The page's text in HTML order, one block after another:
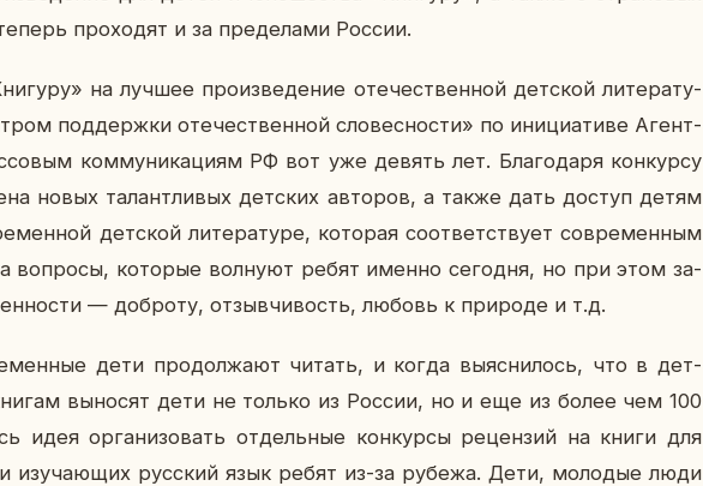
про­хо­дят и за пре­де­ла­ми России.
на лучшее про­из­ве­де­ние оте­че­ствен­ной дет­ской ли­те­ра­ту­
под­держ­ки оте­че­ствен­ной сло­вес­но­сти» по ини­ци­а­ти­ве Агент­
ком­му­ни­ка­ци­ям РФ вот уже девять лет. Бла­го­да­ря кон­кур­су
новых та­лант­ли­вых дет­ских ав­то­ров, а также дать доступ детям
дет­ской ли­те­ра­ту­ре, ко­то­рая со­от­вет­ству­ет со­вре­мен­ным
во­про­сы, ко­то­рые вол­ну­ют ребят именно се­го­дня, но при этом за­
— доб­ро­ту, от­зыв­чи­вость, любовь к при­ро­де и т.д.
дети про­дол­жа­ют читать, и когда вы­яс­ни­лось, что в дет­
вы­но­сят дети не только из России, но и еще из более чем 100
идея ор­га­ни­зо­вать от­дель­ные кон­кур­сы ре­цен­зий на книги для
изу­ча­ю­щих рус­ский язык ребят из-за рубежа. Дети, мо­ло­дые люди